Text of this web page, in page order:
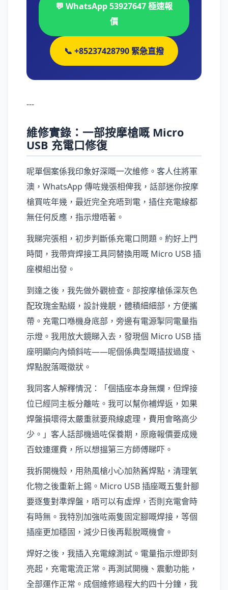
💬 WhatsApp 53927647 極速報
價
📞 +85237428790 緊急直撥
---
維修實錄：一部按摩槍嘅 Micro
USB 充電口修復
呢單個案係我印象好深嘅一次維修。客人住將軍
澳，WhatsApp 傳咗幾張相俾我，話部迷你按摩
槍買咗年幾，最近完全充唔到電，插住充電線都
無任何反應，指示燈唔著。
我睇完張相，初步判斷係充電口問題。約好上門
時間，我帶齊焊接工具同替換用嘅 Micro USB 插
座模組出發。
到達之後，我先做外觀檢查。部按摩槍係深灰色
配玫瑰金點綴，設計幾靚，體積細細部，方便攜
帶。充電口喺機身底部，旁邊有電源掣同電量指
示燈。我用放大鏡睇入去，發現個 Micro USB 插
座明顯向內傾斜咗——呢個係典型嘅插拔過度、
焊點脫落嘅徵狀。
我同客人解釋情況：「個插座本身無爛，但焊接
位已經同主板分離咗。我可以幫你補焊返，如果
焊盤損壞得太嚴重就要飛線處理，費用會略高少
少。」客人話部機過咗保養期，原廠報價要成幾
百蚊連運費，所以想搵第三方師傅睇吓。
我拆開機殼，用熱風槍小心加熱舊焊點，清理氧
化物之後重新上錫。Micro USB 插座嘅五隻針腳
要逐隻對準焊盤，唔可以有虛焊，否則充電會時
有時無。我特別加強咗兩隻固定腳嘅焊接，等個
插座更加穩固，減少日後再鬆脫嘅機會。
焊好之後，我插入充電線測試。電量指示燈即刻
亮起，充電電流正常。再測試開機、震動功能，
全部運作正常。成個維修過程大約四十分鐘，我